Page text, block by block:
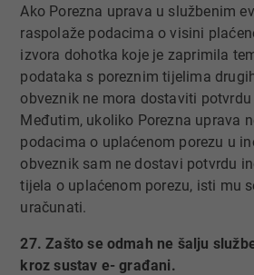
Ako Porezna uprava u službenim
raspolaže podacima o visini
izvora dohotka koje je zaprimila
podataka s poreznim tijelima
obveznik ne mora dostaviti
Međutim, ukoliko Porezna uprava
podacima o uplaćenom porezu u
obveznik sam ne dostavi potvrdu
tijela o uplaćenom porezu, isti mu
uračunati.
27. Zašto se odmah ne šalju
kroz sustav e- građani.